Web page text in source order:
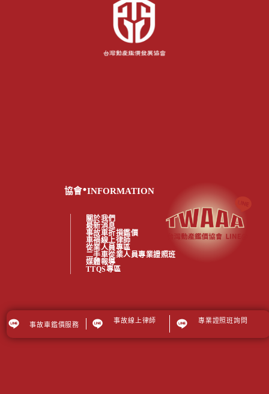
事故車鑑價服務
事故線上律師 專業證照班詢問
協會.INFORMATION
關於我們
最新消息
事故車折損鑑價
車禍線上律師
從業人員專區
二手車從業人員專業證照班
媒體報導
TTQS專區